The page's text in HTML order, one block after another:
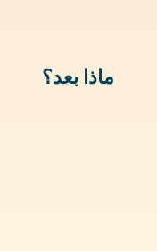
ماذا بعد؟